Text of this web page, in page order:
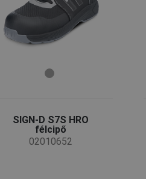
SIGN-D S7S HRO
félcipő
02010652